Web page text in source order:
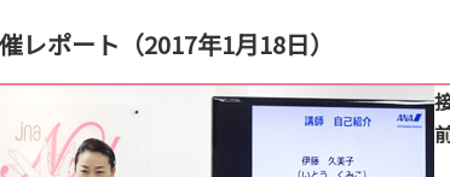
レポート（2017年1月18日）